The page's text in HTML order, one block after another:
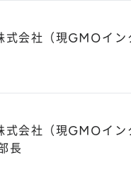
式会社（現GMOイ
式会社（現GMOイ
長